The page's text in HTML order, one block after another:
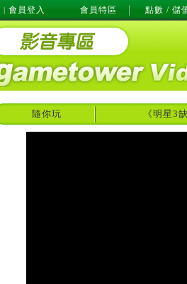
| 會員登入 會員特區 點數 / 儲
隨你玩 《明星3